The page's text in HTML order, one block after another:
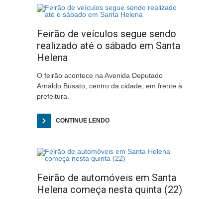
Feirão de veículos segue sendo
realizado até o sábado em Santa
Helena
O feirão acontece na Avenida Deputado
Arnaldo Busato, centro da cidade, em frente à
prefeitura.
CONTINUE LENDO
Feirão de automóveis em Santa
Helena começa nesta quinta (22)